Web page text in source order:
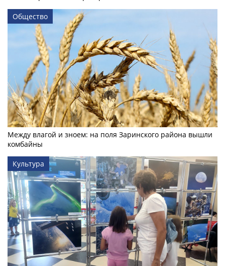
Общество
Между влагой и зноем: на поля Заринского района вышли
комбайны
Культура